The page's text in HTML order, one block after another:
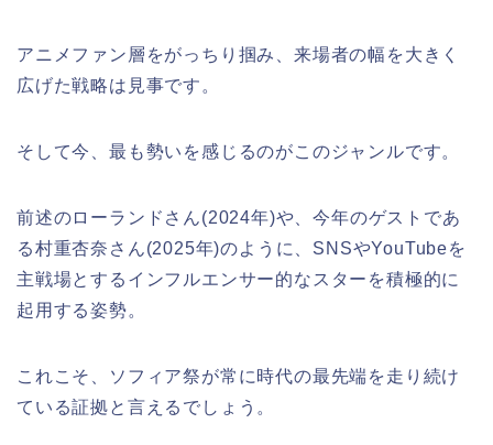
アニメファン層をがっちり掴み、来場者の幅を大きく
広げた戦略は見事です。
そして今、最も勢いを感じるのがこのジャンルです。
前述のローランドさん(2024年)や、今年のゲストであ
る村重杏奈さん(2025年)のように、SNSやYouTubeを
主戦場とするインフルエンサー的なスターを積極的に
起用する姿勢。
これこそ、ソフィア祭が常に時代の最先端を走り続け
ている証拠と言えるでしょう。